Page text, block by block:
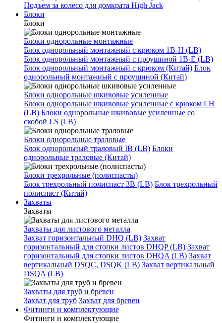
Подъем за колесо для домкрата High Jack
Блоки
Блоки
Блоки однорольные монтажные
Блок однорольный монтажный с крюком 1B-H (LB)
Блок однорольный монтажный с проушиной 1B-E (LB)
Блок однорольный монтажный с крюком (Китай) Блок
однорольный монтажный с проушиной (Китай)
Блоки однорольные шкивовые усиленные
Блоки однорольные шкивовые усиленные с крюком LH
(LB) Блоки однорольные шкивовые усиленные со
скобой LS (LB)
Блоки однорольные траловые
Блок однорольный траловый IB (LB) Блоки
однорольные траловые (Китай)
Блоки трехрольные (полиспасты)
Блок трехрольный полиспаст 3B (LB) Блок трехрольный
полиспаст (Китай)
Захваты
Захваты
Захваты для листового металла
Захват горизонтальный DHQ (LB) Захват
горизонтальный для стопки листов DHQP (LB) Захват
горизонтальный для стопки листов DHQA (LB) Захват
вертикальный DSQC, DSQK (LB) Захват вертикальный
DSQA (LB)
Захваты для труб и бревен
Захват для труб Захват для бревен
Фитинги и комплектующие
Фитинги и комплектующие